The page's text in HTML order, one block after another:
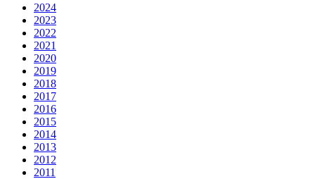
2024
2023
2022
2021
2020
2019
2018
2017
2016
2015
2014
2013
2012
2011